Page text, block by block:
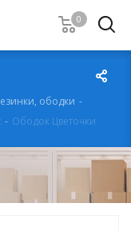
0
ободки -
- Ободок Цветочки